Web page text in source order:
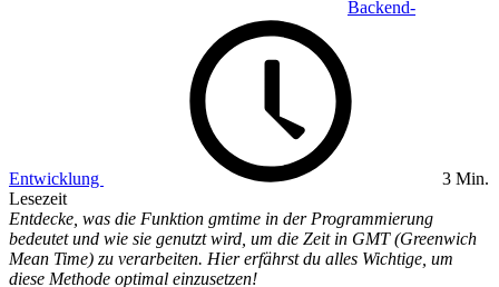
Backend-
Entwicklung
3 Min.
Lesezeit
Entdecke, was die Funktion gmtime in der Programmierung
bedeutet und wie sie genutzt wird, um die Zeit in GMT (Greenwich
Mean Time) zu verarbeiten. Hier erfährst du alles Wichtige, um
diese Methode optimal einzusetzen!